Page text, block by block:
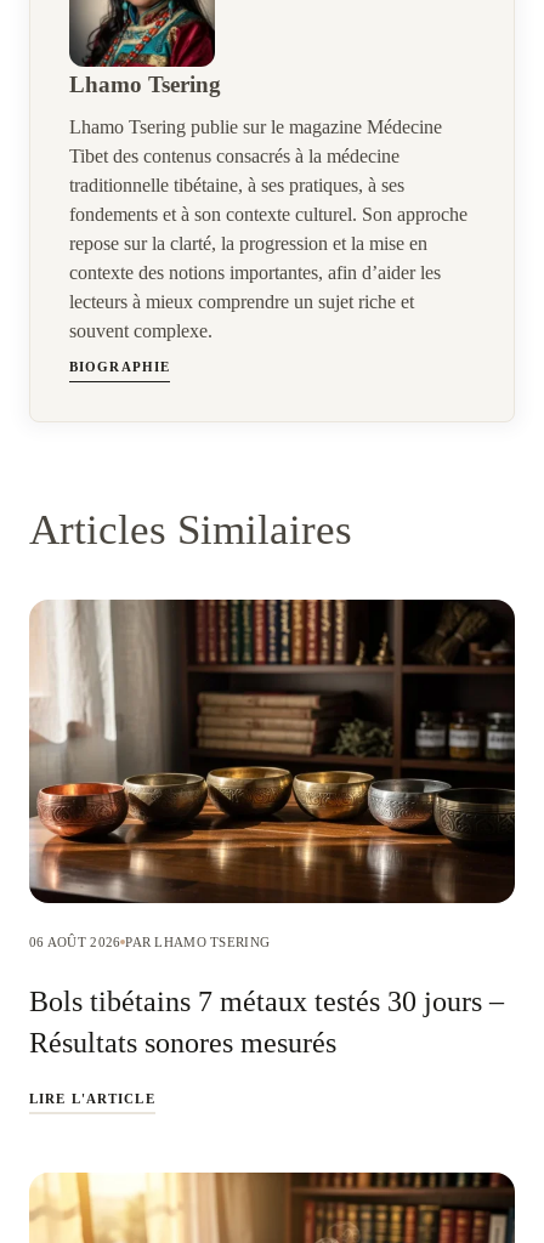
Lhamo Tsering
Lhamo Tsering publie sur le magazine Médecine
Tibet des contenus consacrés à la médecine
traditionnelle tibétaine, à ses pratiques, à ses
fondements et à son contexte culturel. Son approche
repose sur la clarté, la progression et la mise en
contexte des notions importantes, afin d’aider les
lecteurs à mieux comprendre un sujet riche et
souvent complexe.
BIOGRAPHIE
Articles Similaires
06 AOÛT 2026 PAR LHAMO TSERING
Bols tibétains 7 métaux testés 30 jours –
Résultats sonores mesurés
LIRE L'ARTICLE